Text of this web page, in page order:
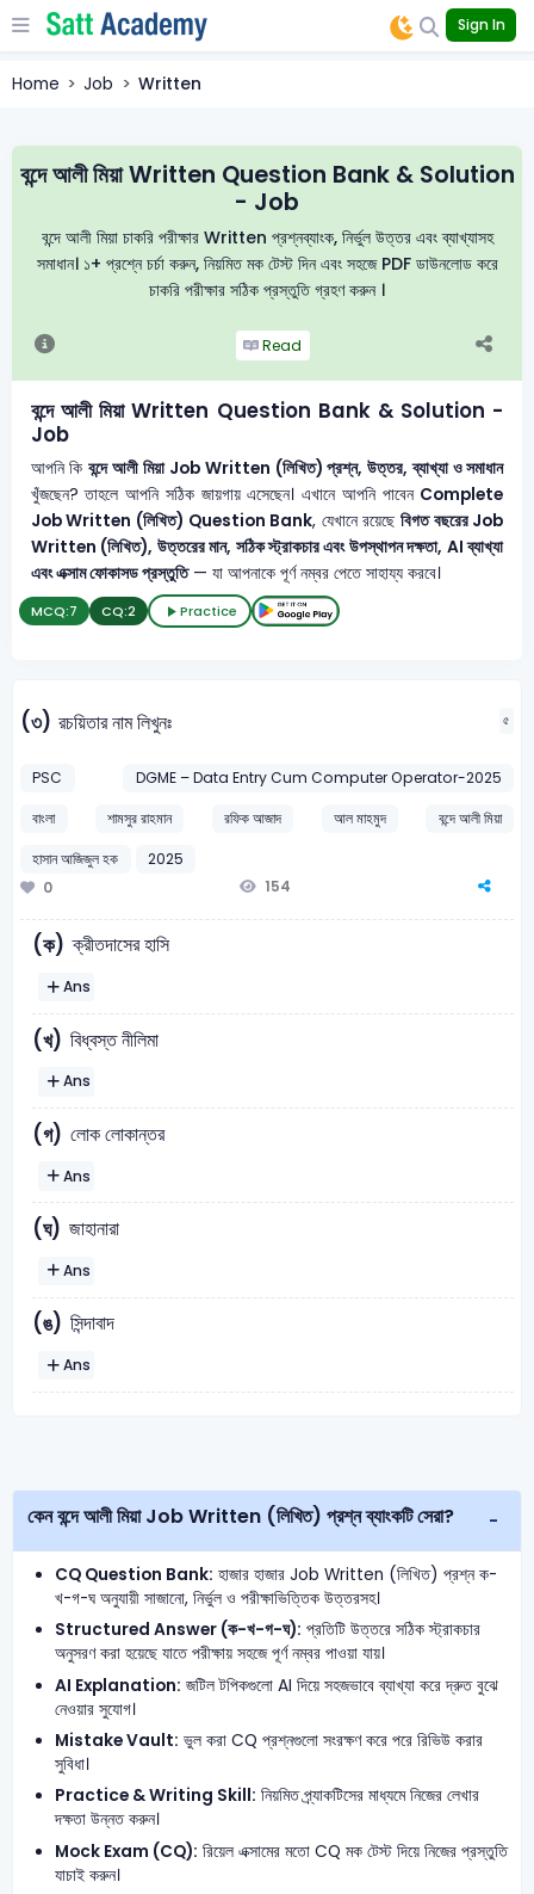
Sign In
Home Job Written
বন্দে আলী মিয়া Written Question Bank & Solution
- Job
বন্দে আলী মিয়া চাকরি পরীক্ষার Written প্রশ্নব্যাংক, নির্ভুল উত্তর এবং ব্যাখ্যাসহ
সমাধান। ১+ প্রশ্নে চর্চা করুন, নিয়মিত মক টেস্ট দিন এবং সহজে PDF ডাউনলোড করে
চাকরি পরীক্ষার সঠিক প্রস্তুতি গ্রহণ করুন ।
Read
বন্দে আলী মিয়া Written Question Bank & Solution -
Job
আপনি কিবন্দে আলী মিয়া Job Written (লিখিত) প্রশ্ন, উত্তর, ব্যাখ্যা ও সমাধান
খুঁজছেন? তাহলে আপনি সঠিক জায়গায় এসেছেন। এখানে আপনি পাবেন Complete
Job Written (লিখিত) Question Bank, যেখানে রয়েছেবিগত বছরের Job
Written (লিখিত), উত্তরের মান, সঠিক স্ট্রাকচার এবং উপস্থাপন দক্ষতা, AI ব্যাখ্যা
এবং এক্সাম ফোকাসড প্রস্তুতি— যা আপনাকে পূর্ণ নম্বর পেতে সাহায্য করবে।
MCQ:7 CQ:2 Practice
(৩) রচয়িতার নাম লিখুনঃ ৫
PSC
DGME – Data Entry Cum Computer Operator-2025
বাংলা
শামসুর রাহমান রফিক আজাদ আল মাহমুদ
বন্দে আলী মিয়া
হাসান আজিজুল হক
2025
0
154
(ক) ক্রীতদাসের হাসি
Ans
(খ) বিধ্বস্ত নীলিমা
Ans
(গ) লোক লোকান্তর
Ans
(ঘ) জাহানারা
Ans
(ঙ) সিন্দাবাদ
Ans
কেন বন্দে আলী মিয়া Job Written (লিখিত) প্রশ্ন ব্যাংকটি সেরা?
CQ Question Bank: হাজার হাজার Job Written (লিখিত) প্রশ্ন ক-
খ-গ-ঘ অনুযায়ী সাজানো, নির্ভুল ও পরীক্ষাভিত্তিক উত্তরসহ।
Structured Answer (ক-খ-গ-ঘ): প্রতিটি উত্তরে সঠিক স্ট্রাকচার
অনুসরণ করা হয়েছে যাতে পরীক্ষায় সহজে পূর্ণ নম্বর পাওয়া যায়।
AI Explanation: জটিল টপিকগুলো AI দিয়ে সহজভাবে ব্যাখ্যা করে দ্রুত বুঝে
নেওয়ার সুযোগ।
Mistake Vault: ভুল করা CQ প্রশ্নগুলো সংরক্ষণ করে পরে রিভিউ করার
সুবিধা।
Practice & Writing Skill: নিয়মিত প্র্যাকটিসের মাধ্যমে নিজের লেখার
দক্ষতা উন্নত করুন।
Mock Exam (CQ): রিয়েল এক্সামের মতো CQ মক টেস্ট দিয়ে নিজের প্রস্তুতি
যাচাই করুন।